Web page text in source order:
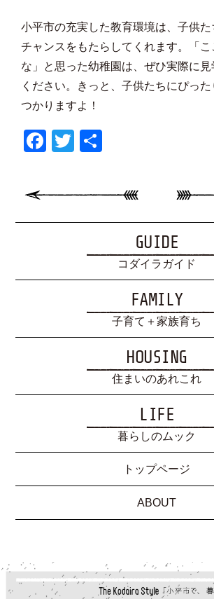
小平市の充実した教育環境は、子供
チャンスをもたらしてくれます。「
な」と思った幼稚園は、ぜひ実際に
ください。きっと、子供たちにぴっ
つかりますよ！
Facebook
Twitter
GUIDE
コダイラガイド
FAMILY
子育て＋家族育ち
HOUSING
住まいのあれこれ
LIFE
暮らしのムック
トップページ
ABOUT